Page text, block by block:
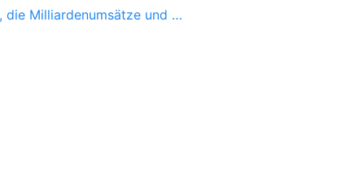
die Milliardenumsätze und …